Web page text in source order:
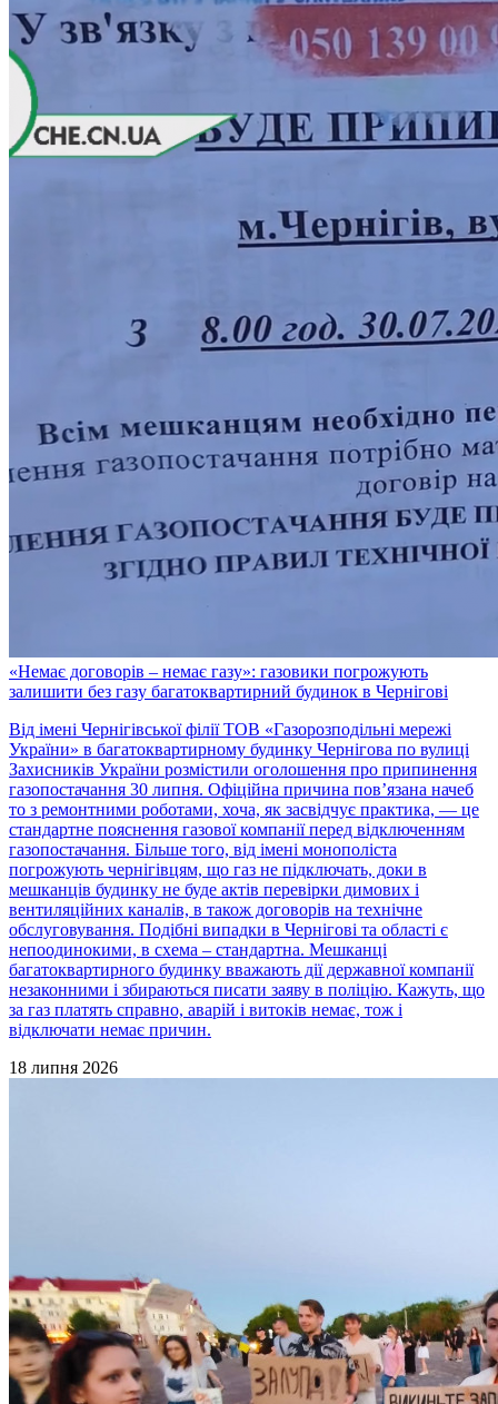
«Немає договорів – немає газу»: газовики погрожують
залишити без газу багатоквартирний будинок в Чернігові
Від імені Чернігівської філії ТОВ «Газорозподільні мережі
України» в багатоквартирному будинку Чернігова по вулиці
Захисників України розмістили оголошення про припинення
газопостачання 30 липня. Офіційна причина пов’язана начеб
то з ремонтними роботами, хоча, як засвідчує практика, — це
стандартне пояснення газової компанії перед відключенням
газопостачання. Більше того, від імені монополіста
погрожують чернігівцям, що газ не підключать, доки в
мешканців будинку не буде актів перевірки димових і
вентиляційних каналів, в також договорів на технічне
обслуговування. Подібні випадки в Чернігові та області є
непоодинокими, в схема – стандартна. Мешканці
багатоквартирного будинку вважають дії державної компанії
незаконними і збираються писати заяву в поліцію. Кажуть, що
за газ платять справно, аварій і витоків немає, тож і
відключати немає причин.
18 липня 2026